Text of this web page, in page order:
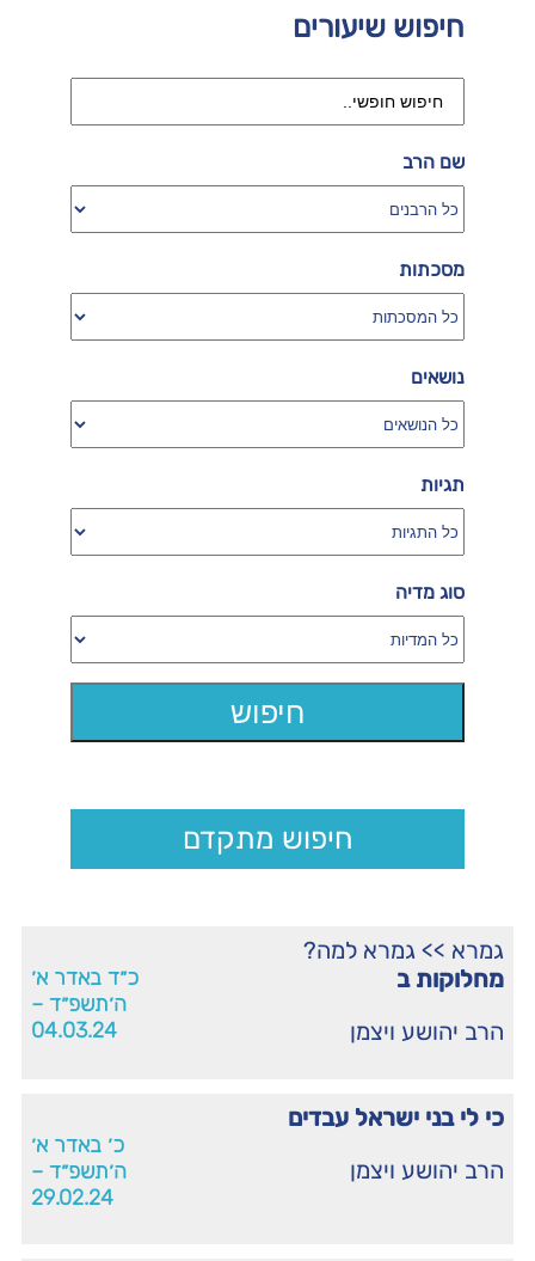
גמרא >> גמרא למה?
מחלוקות ב
הרב יהושע ויצמן
כ״ד באדר א׳
ה׳תשפ״ד –
04.03.24
כי לי בני ישראל עבדים
הרב יהושע ויצמן
כ׳ באדר א׳
ה׳תשפ״ד –
29.02.24
חיפוש שיעורים
שם הרב
מסכתות
נושאים
תגיות
סוג מדיה
חיפוש מתקדם